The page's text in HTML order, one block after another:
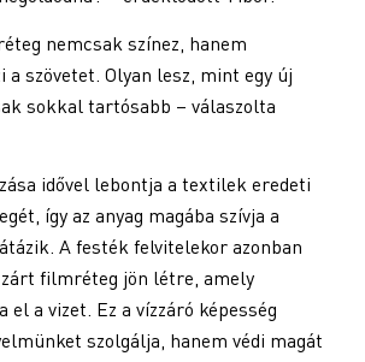
nemcsak színez, hanem
a szövetet. Olyan lesz, mint egy új
sokkal tartósabb – válaszolta
idővel lebontja a textilek eredeti
így az anyag magába szívja a
A festék felvitelekor azonban
zárt filmréteg jön létre, amely
el a vizet. Ez a vízzáró képesség
szolgálja, hanem védi magát